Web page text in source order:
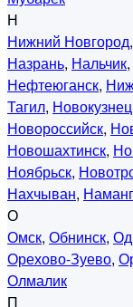
Н
Нижний Новгород,
Назрань, Нальчик,
Нефтеюганск,
Тагил,
Новороссийск,
Новошахтинск,
Ноябрьск,
Нахчыван,
О
Омск, Обнинск,
Орехово-Зуево,
Олмалик
П